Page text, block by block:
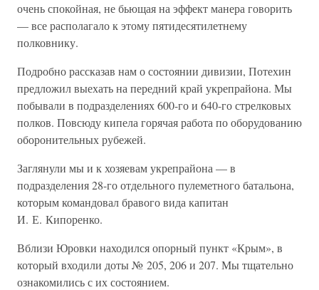
очень спокойная, не бьющая на эффект манера говорить
— все располагало к этому пятидесятилетнему
полковнику.
Подробно рассказав нам о состоянии дивизии, Потехин
предложил выехать на передний край укрепрайона. Мы
побывали в подразделениях 600-го и 640-го стрелковых
полков. Повсюду кипела горячая работа по оборудованию
оборонительных рубежей.
Заглянули мы и к хозяевам укрепрайона — в
подразделения 28-го отдельного пулеметного батальона,
которым командовал бравого вида капитан
И. Е. Кипоренко.
Вблизи Юровки находился опорный пункт «Крым», в
который входили доты № 205, 206 и 207. Мы тщательно
ознакомились с их состоянием.